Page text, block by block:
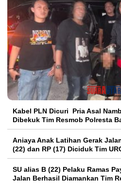
Kabel PLN Dicuri Pria Asal
Dibekuk Tim Resmob Polresta
Aniaya Anak Latihan Gerak
(22) dan RP (17) Diciduk Tim
SU alias B (22) Pelaku Ramas
Jalan Berhasil Diamankan Tim